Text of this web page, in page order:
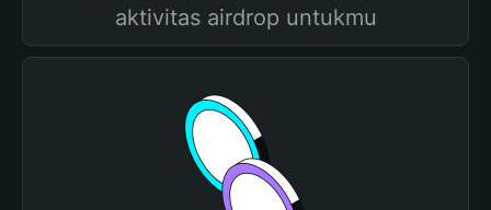
aktivitas airdrop untukmu